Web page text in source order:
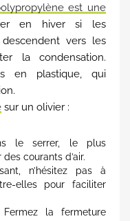
est une
en hiver si les
vers les
la condensation.
en plastique, qui
sur un olivier :
le serrer, le plus
courants d’air.
n’hésitez pas à
elles pour faciliter
Fermez la fermeture